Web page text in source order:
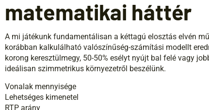
matematikai háttér
A mi játékunk fundamentálisan a kéttagú elosztás elvén
korábban kalkulálható valószínűség-számítási modellt
korong keresztülmegy, 50-50% esélyt nyújt bal felé vagy
ideálisan szimmetrikus környezetről beszélünk.
Vonalak mennyisége
Lehetséges kimenetel
RTP arány